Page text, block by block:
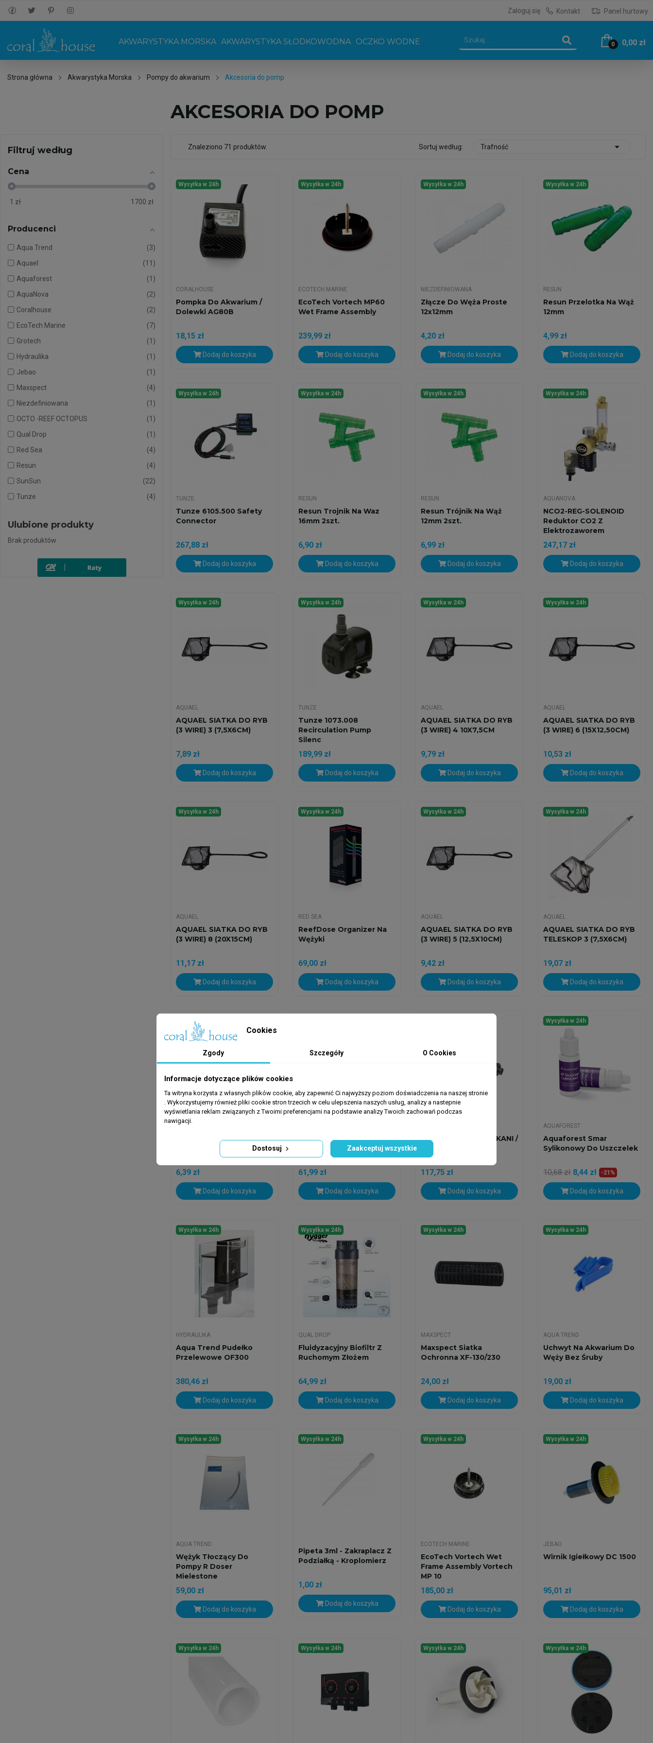
Zaloguj się Kontakt Panel hurtowy
AKWARYSTYKA MORSKA AKWARYSTYKA SŁODKOWODNA OCZKO WODNE 0 0,00 zł
Strona główna Akwarystyka Morska Pompy do akwarium Akcesoria do pomp
Filtruj według
Cena
1 zł 1700 zł
Producenci
Aqua Trend
3
Aquael
11
Aquaforest
1
AquaNova
2
Coralhouse
2
EcoTech Marine
7
Grotech
1
Hydraulika
1
Jebao
1
Maxspect
4
Niezdefiniowana
1
OCTO -REEF OCTOPUS
1
Qual Drop
1
Red Sea
4
Resun
4
SunSun
22
Tunze
4
Ulubione produkty
Brak produktów
AKCESORIA DO POMP
Znaleziono 71 produktów. Sortuj według: Trafność 
Wysyłka w 24h
CORALHOUSE
Pompka Do Akwarium /
Dolewki AG80B
18,15 zł
Dodaj do koszyka
Wysyłka w 24h
ECOTECH MARINE
EcoTech Vortech MP60
Wet Frame Assembly
239,99 zł
Dodaj do koszyka
Wysyłka w 24h
NIEZDEFINIOWANA
Złącze Do Węża Proste
12x12mm
4,20 zł
Dodaj do koszyka
Wysyłka w 24h
RESUN
Resun Przelotka Na Wąż
12mm
4,99 zł
Dodaj do koszyka
Wysyłka w 24h
TUNZE
Tunze 6105.500 Safety
Connector
267,88 zł
Dodaj do koszyka
Wysyłka w 24h
RESUN
Resun Trojnik Na Waz
16mm 2szt.
6,90 zł
Dodaj do koszyka
Wysyłka w 24h
RESUN
Resun Trójnik Na Wąż
12mm 2szt.
6,99 zł
Dodaj do koszyka
Wysyłka w 24h
AQUANOVA
NCO2-REG-SOLENOID
Reduktor CO2 Z
Elektrozaworem
247,17 zł
Dodaj do koszyka
Wysyłka w 24h
AQUAEL
AQUAEL SIATKA DO RYB
(3 WIRE) 3 (7,5X6CM)
7,89 zł
Dodaj do koszyka
Wysyłka w 24h
TUNZE
Tunze 1073.008
Recirculation Pump
Silenc
189,99 zł
Dodaj do koszyka
Wysyłka w 24h
AQUAEL
AQUAEL SIATKA DO RYB
(3 WIRE) 4 10X7,5CM
9,79 zł
Dodaj do koszyka
Wysyłka w 24h
AQUAEL
AQUAEL SIATKA DO RYB
(3 WIRE) 6 (15X12,50CM)
10,53 zł
Dodaj do koszyka
Wysyłka w 24h
AQUAEL
AQUAEL SIATKA DO RYB
(3 WIRE) 8 (20X15CM)
11,17 zł
Dodaj do koszyka
Wysyłka w 24h
RED SEA
ReefDose Organizer Na
Wężyki
69,00 zł
Dodaj do koszyka
Wysyłka w 24h
AQUAEL
AQUAEL SIATKA DO RYB
(3 WIRE) 5 (12,5X10CM)
9,42 zł
Dodaj do koszyka
Wysyłka w 24h
AQUAEL
AQUAEL SIATKA DO RYB
TELESKOP 3 (7,5X6CM)
19,07 zł
Dodaj do koszyka
Wysyłka w 24h
RESUN
Resun Kolanko U Na Wąż
6,39 zł
Dodaj do koszyka
Wężyk Do Pomp
SP4800/SP4800S
61,99 zł
Dodaj do koszyka
Aquael + SILNIK MIDIKANI /
117,75 zł
Dodaj do koszyka
Wysyłka w 24h
AQUAFOREST
Aquaforest Smar
Sylikonowy Do Uszczelek
10,68 zł 8,44 zł -21%
Dodaj do koszyka
Wysyłka w 24h
HYDRAULIKA
Aqua Trend Pudełko
Przelewowe OF300
380,46 zł
Dodaj do koszyka
Wysyłka w 24h
QUAL DROP
Fluidyzacyjny Biofiltr Z
Ruchomym Złożem
64,99 zł
Dodaj do koszyka
Wysyłka w 24h
MAXSPECT
Maxspect Siatka
Ochronna XF-130/230
24,00 zł
Dodaj do koszyka
Wysyłka w 24h
AQUA TREND
Uchwyt Na Akwarium Do
Węży Bez Śruby
19,00 zł
Dodaj do koszyka
Wysyłka w 24h
AQUA TREND
Wężyk Tłoczący Do
Pompy R Doser
Mielestone
59,00 zł
Dodaj do koszyka
Wysyłka w 24h
Pipeta 3ml - Zakraplacz Z
Podziałką - Kroplomierz
1,00 zł
Dodaj do koszyka
Wysyłka w 24h
ECOTECH MARINE
EcoTech Vortech Wet
Frame Assembly Vortech
MP 10
185,00 zł
Dodaj do koszyka
Wysyłka w 24h
JEBAO
Wirnik Igiełkowy DC 1500
95,01 zł
Dodaj do koszyka
Wysyłka w 24h Wysyłka w 24h Wysyłka w 24h Wysyłka w 24h
Cookies
Zgody Szczegóły O Cookies
Informacje dotyczące plików cookies
Ta witryna korzysta z własnych plików cookie, aby zapewnić Ci najwyższy poziom doświadczenia na naszej stronie
. Wykorzystujemy również pliki cookie stron trzecich w celu ulepszenia naszych usług, analizy a nastepnie
wyświetlania reklam związanych z Twoimi preferencjami na podstawie analizy Twoich zachowań podczas
nawigacji.
Dostosuj Zaakceptuj wszystkie